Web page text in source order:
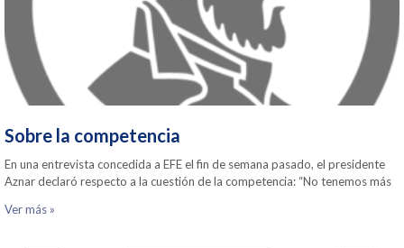
Sobre la competencia
En una entrevista concedida a EFE el fin de semana pasado, el presidente
Aznar declaró respecto a la cuestión de la competencia: “No tenemos más
Ver más »